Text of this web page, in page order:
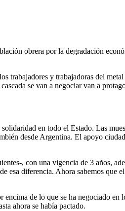
obrera por la degradación
trabajadores y trabajadoras del
se van a negociar van a
en todo el Estado. Las
desde Argentina. El apoyo
, con una vigencia de 3 años,
esa diferencia. Ahora sabemos que
de lo que se ha negociado en
ahora se había pactado.